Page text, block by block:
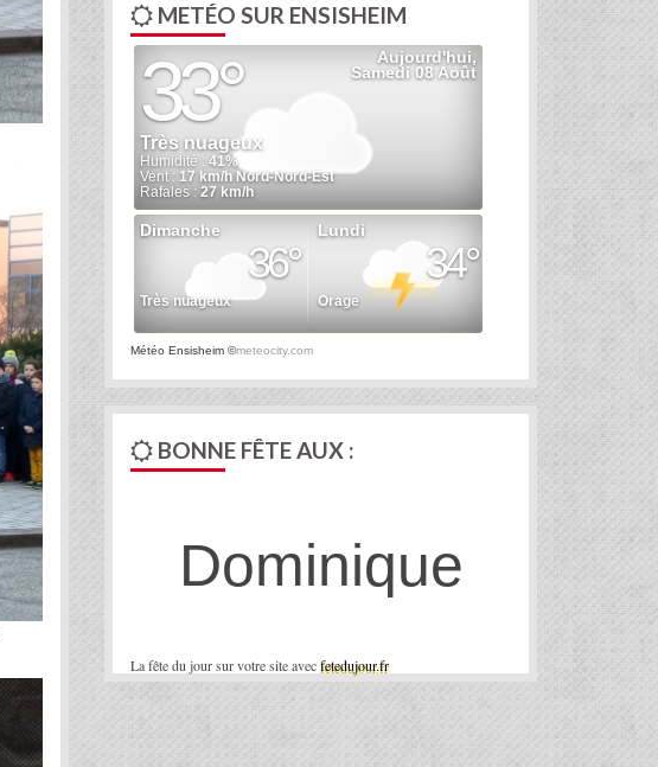
METÉO SUR ENSISHEIM
Météo Ensisheim ©meteocity.com
BONNE FÊTE AUX :
La fête du jour sur votre site avecfetedujour.fr
Dominique